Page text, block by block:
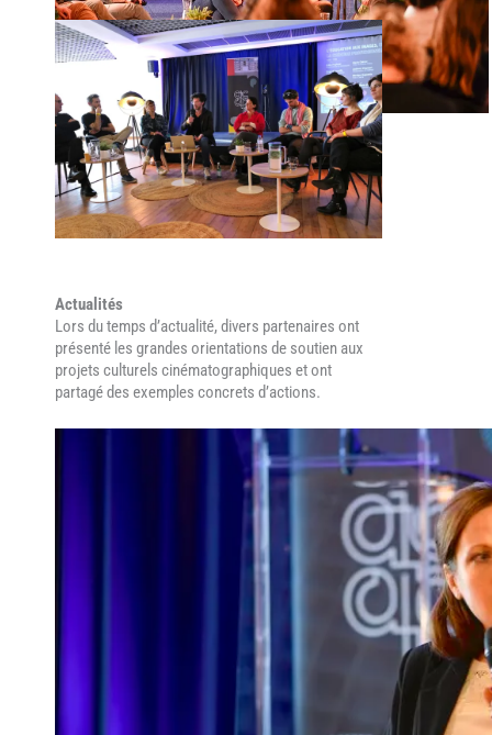
Actualités
Lors du temps d’actualité, divers partenaires ont
présenté les grandes orientations de soutien aux
projets culturels cinématographiques et ont
partagé des exemples concrets d’actions.